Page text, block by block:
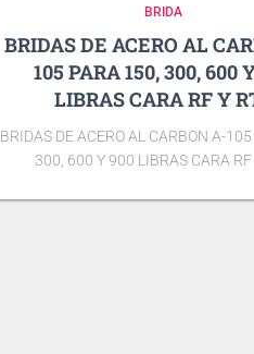
BRIDA
BRIDAS DE ACERO AL
105 PARA 150, 300, 600
LIBRAS CARA RF Y
BRIDAS DE ACERO AL CARBON A-
300, 600 Y 900 LIBRAS CARA RF